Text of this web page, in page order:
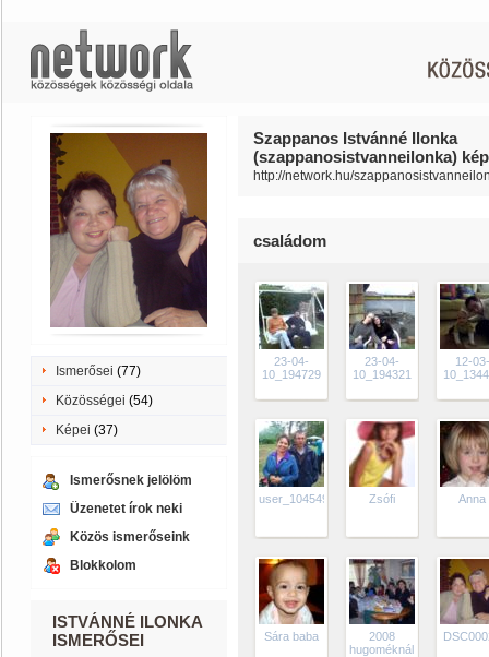
Ismerősei (77)
Közösségei (54)
Képei (37)
Ismerősnek jelölöm
Üzenetet írok neki
Közös ismerőseink
Blokkolom
ISTVÁNNÉ ILONKA
ISMERŐSEI
Szappanos Istvánné Ilonka
(szappanosistvanneilonka)
http://network.hu/
családom
23-04-
10_194729
23-04-
10_194321
12-03-
user_10454924_1281089030893
Zsófi Anna
Sára baba
2008
hugoméknál